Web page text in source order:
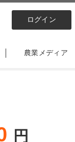
ログイン
農業メディア
円